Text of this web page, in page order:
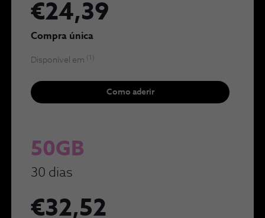
€24,39
Compra única
Disponível em (1)
Como aderir
50GB
30 dias
€32,52